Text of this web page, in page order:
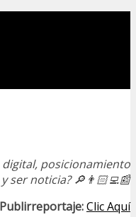
posicionamiento
ser noticia?🔎👨🏻‍💻📰
Clic Aquí